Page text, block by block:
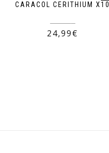
CARACOL CERITHIUM X10
29,99€
24,99€